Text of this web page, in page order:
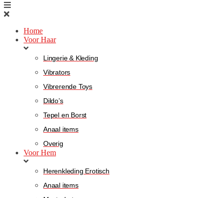
Home
Voor Haar
Lingerie & Kleding
Vibrators
Vibrerende Toys
Dildo’s
Tepel en Borst
Anaal items
Overig
Voor Hem
Herenkleding Erotisch
Anaal items